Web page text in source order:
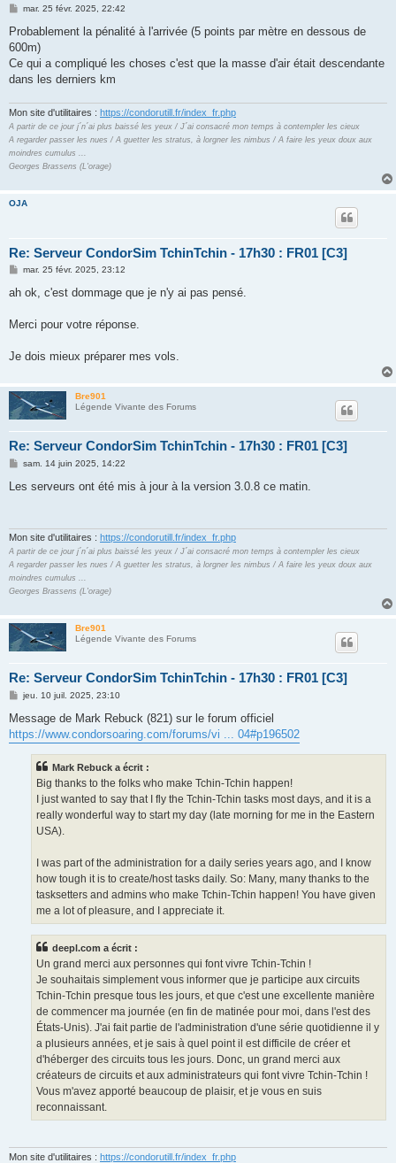
M
s
a
g
mar. 25 févr. 2025, 22:42
Probablement la pénalité à l'arrivée (5 points par mètre en dessous de
600m)
Ce qui a compliqué les choses c'est que la masse d'air était descendante
dans les derniers km
Mon site d'utilitaires : https://condorutill.fr/index_fr.php
A partir de ce jour j´n´ai plus baissé les yeux / J´ai consacré mon temps à contempler les cieux
A regarder passer les nues / A guetter les stratus, à lorgner les nimbus / A faire les yeux doux aux
moindres cumulus ...
Georges Brassens (L'orage)
OJA
Re: Serveur CondorSim TchinTchin - 17h30 : FR01 [C3]
M
s
g
mar. 25 févr. 2025, 23:12
ah ok, c'est dommage que je n'y ai pas pensé.
Merci pour votre réponse.
Je dois mieux préparer mes vols.
Bre901
Légende Vivante des Forums
Re: Serveur CondorSim TchinTchin - 17h30 : FR01 [C3]
M
s
sam. 14 juin 2025, 14:22
Les serveurs ont été mis à jour à la version 3.0.8 ce matin.
Mon site d'utilitaires : https://condorutill.fr/index_fr.php
A partir de ce jour j´n´ai plus baissé les yeux / J´ai consacré mon temps à contempler les cieux
A regarder passer les nues / A guetter les stratus, à lorgner les nimbus / A faire les yeux doux aux
moindres cumulus ...
Georges Brassens (L'orage)
Bre901
Légende Vivante des Forums
Re: Serveur CondorSim TchinTchin - 17h30 : FR01 [C3]
M
s
a
jeu. 10 juil. 2025, 23:10
Message de Mark Rebuck (821) sur le forum officiel
https://www.condorsoaring.com/forums/vi ... 04#p196502
Mark Rebuck a écrit :
Big thanks to the folks who make Tchin-Tchin happen!
I just wanted to say that I fly the Tchin-Tchin tasks most days, and it is a
really wonderful way to start my day (late morning for me in the Eastern
USA).
I was part of the administration for a daily series years ago, and I know
how tough it is to create/host tasks daily. So: Many, many thanks to the
tasksetters and admins who make Tchin-Tchin happen! You have given
me a lot of pleasure, and I appreciate it.
deepl.com a écrit :
Un grand merci aux personnes qui font vivre Tchin-Tchin !
Je souhaitais simplement vous informer que je participe aux circuits
Tchin-Tchin presque tous les jours, et que c'est une excellente manière
de commencer ma journée (en fin de matinée pour moi, dans l'est des
États-Unis). J'ai fait partie de l'administration d'une série quotidienne il y
a plusieurs années, et je sais à quel point il est difficile de créer et
d'héberger des circuits tous les jours. Donc, un grand merci aux
créateurs de circuits et aux administrateurs qui font vivre Tchin-Tchin !
Vous m'avez apporté beaucoup de plaisir, et je vous en suis
reconnaissant.
Mon site d'utilitaires : https://condorutill.fr/index_fr.php